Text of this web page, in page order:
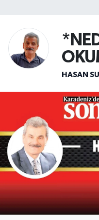
HASAN
Teknoloji
TRABZON
TRABZONSPOR
Yaşam